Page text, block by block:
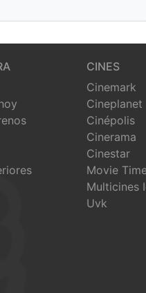
CINES
Cinemark
Cineplanet
Cinépolis
Cinerama
Cinestar
Movie
Multicines
Uvk